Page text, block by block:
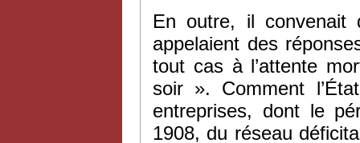
En outre, il convenait
appelaient des
tout cas à l’attente
soir ». Comment
entreprises, dont le
1908, du réseau